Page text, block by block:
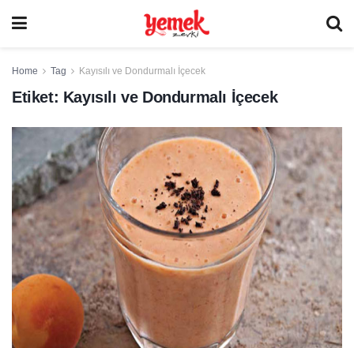
Home Tag Kayısılı ve Dondurmalı İçecek
Etiket: Kayısılı ve Dondurmalı İçecek